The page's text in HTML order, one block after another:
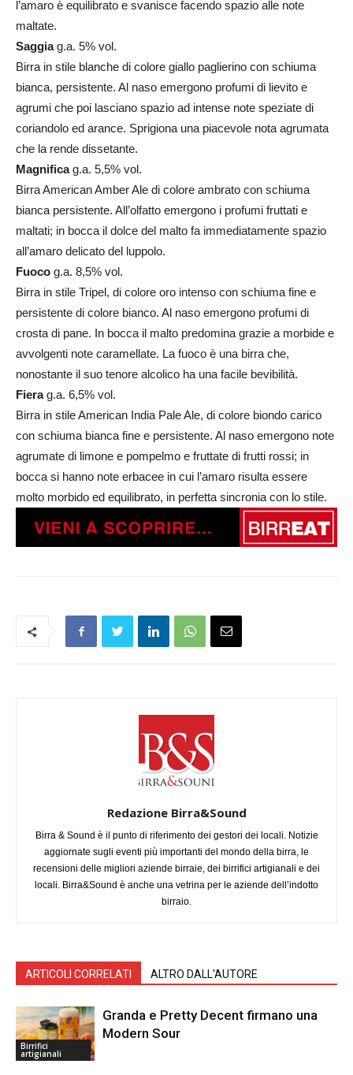
l’amaro è equilibrato e svanisce facendo spazio alle note
maltate.
Saggiag.a. 5% vol.
Birra in stile blanche di colore giallo paglierino con schiuma
bianca, persistente. Al naso emergono profumi di lievito e
agrumi che poi lasciano spazio ad intense note speziate di
coriandolo ed arance. Sprigiona una piacevole nota agrumata
che la rende dissetante.
Magnificag.a. 5,5% vol.
Birra American Amber Ale di colore ambrato con schiuma
bianca persistente. All’olfatto emergono i profumi fruttati e
maltati; in bocca il dolce del malto fa immediatamente spazio
all’amaro delicato del luppolo.
Fuoco g.a. 8,5% vol.
Birra in stile Tripel, di colore oro intenso con schiuma fine e
persistente di colore bianco. Al naso emergono profumi di
crosta di pane. In bocca il malto predomina grazie a morbide e
avvolgenti note caramellate. La fuoco è una birra che,
nonostante il suo tenore alcolico ha una facile bevibilità.
Fierag.a. 6,5% vol.
Birra in stile American India Pale Ale, di colore biondo carico
con schiuma bianca fine e persistente. Al naso emergono note
agrumate di limone e pompelmo e fruttate di frutti rossi; in
bocca si hanno note erbacee in cui l’amaro risulta essere
molto morbido ed equilibrato, in perfetta sincronia con lo stile.
Redazione Birra&Sound
Birra & Sound è il punto di riferimento dei gestori dei locali. Notizie
aggiornate sugli eventi più importanti del mondo della birra, le
recensioni delle migliori aziende birraie, dei birrifici artigianali e dei
locali. Birra&Sound è anche una vetrina per le aziende dell’indotto
birraio.
ARTICOLI CORRELATI ALTRO DALL'AUTORE
Birrifici
artigianali
Granda e Pretty Decent firmano una
Modern Sour